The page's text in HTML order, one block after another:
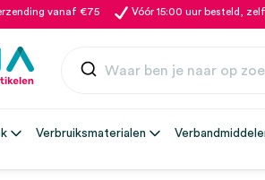
vanaf €75 Vóór 15:00 uur besteld,
Verbruiksmaterialen